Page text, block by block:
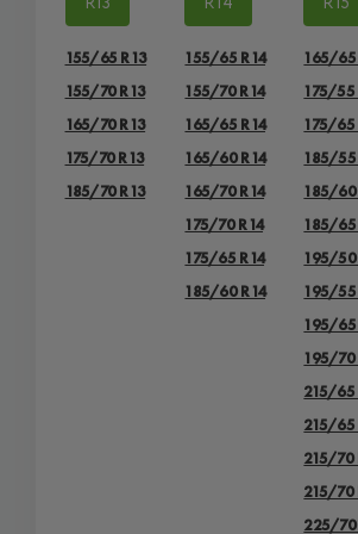
155/65 R13
155/70 R13
165/70 R13
175/70 R13
185/70 R13
155/65 R14
155/70 R14
165/65 R14
165/60 R14
165/70 R14
175/70 R14
175/65 R14
185/60 R14
165/65
175/55
175/65
185/55
185/60
185/65
195/50
195/55
195/65
195/70
215/65
215/65
215/70
215/70
225/70